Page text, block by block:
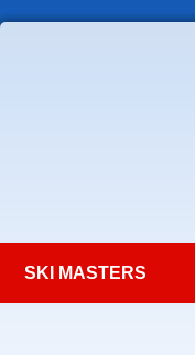
SKI MASTERS